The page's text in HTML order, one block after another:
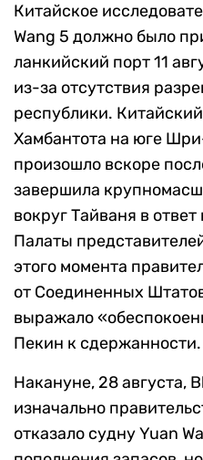
Китайское
Wang 5 должно было
ланкийский порт 11
из-за отсутствия
республики.
Хамбантота на юге
произошло вскоре
завершила
вокруг Тайваня в ответ
Палаты
этого момента
от Соединенных
выражало
Пекин к сдержанности.
Накануне, 28 августа,
изначально
отказало судну Yuan